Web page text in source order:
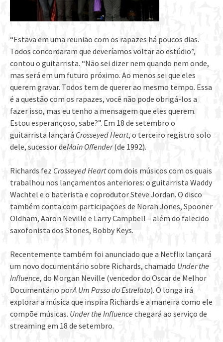
“Estava em uma reunião com os rapazes há poucos dias.
Todos concordaram que deveríamos voltar ao estúdio”,
contou o guitarrista. “Não sei dizer nem quando nem onde,
mas será em um futuro próximo. Ao menos sei que eles
querem gravar. Todos tem de querer ao mesmo tempo. Essa
é a questão com os rapazes, você não pode obrigá-los a
fazer isso, mas eu tenho a mensagem que eles querem.
Estou esperançoso, sabe?”. Em 18 de setembro o
guitarrista lançará Crosseyed Heart, o terceiro registro solo
dele, sucessor deMain Offender(de 1992).
Richards fez Crosseyed Heartcom dois músicos com os quais
trabalhou nos lançamentos anteriores: o guitarrista Waddy
Wachtel e o baterista e coprodutor Steve Jordan. O disco
também conta com participações de Norah Jones, Spooner
Oldham, Aaron Neville e Larry Campbell – além do falecido
saxofonista dos Stones, Bobby Keys.
Recentemente também foi anunciado que a Netflix lançará
um novo documentário sobre Richards, chamado Under the
Influence, do Morgan Neville (vencedor do Oscar de Melhor
Documentário porA Um Passo do Estrelato). O longa irá
explorar a música que inspira Richards e a maneira como ele
compõe músicas. Under the Influence chegará ao serviço de
streaming em 18 de setembro.